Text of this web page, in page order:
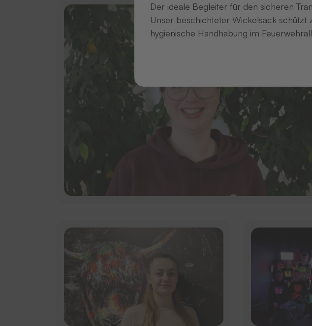
Der ideale Begleiter für den sicheren
Unser beschichteter Wickelsack schützt
hygienische Handhabung im